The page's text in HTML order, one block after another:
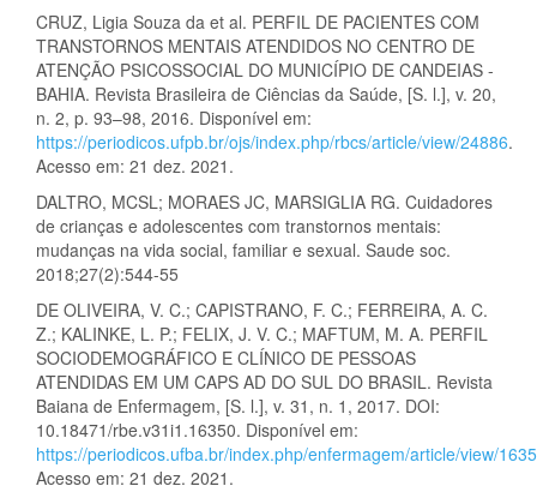
CRUZ, Ligia Souza da et al. PERFIL DE PACIENTES COM
TRANSTORNOS MENTAIS ATENDIDOS NO CENTRO DE
ATENÇÃO PSICOSSOCIAL DO MUNICÍPIO DE CANDEIAS -
BAHIA. Revista Brasileira de Ciências da Saúde, [S. l.], v. 20,
n. 2, p. 93–98, 2016. Disponível em:
https://periodicos.ufpb.br/ojs/index.php/rbcs/article/view/24886.
Acesso em: 21 dez. 2021.
DALTRO, MCSL; MORAES JC, MARSIGLIA RG. Cuidadores
de crianças e adolescentes com transtornos mentais:
mudanças na vida social, familiar e sexual. Saude soc.
2018;27(2):544-55
DE OLIVEIRA, V. C.; CAPISTRANO, F. C.; FERREIRA, A. C.
Z.; KALINKE, L. P.; FELIX, J. V. C.; MAFTUM, M. A. PERFIL
SOCIODEMOGRÁFICO E CLÍNICO DE PESSOAS
ATENDIDAS EM UM CAPS AD DO SUL DO BRASIL. Revista
Baiana de Enfermagem‏, [S. l.], v. 31, n. 1, 2017. DOI:
10.18471/rbe.v31i1.16350. Disponível em:
https://periodicos.ufba.br/index.php/enfermagem/article/view/
Acesso em: 21 dez. 2021.